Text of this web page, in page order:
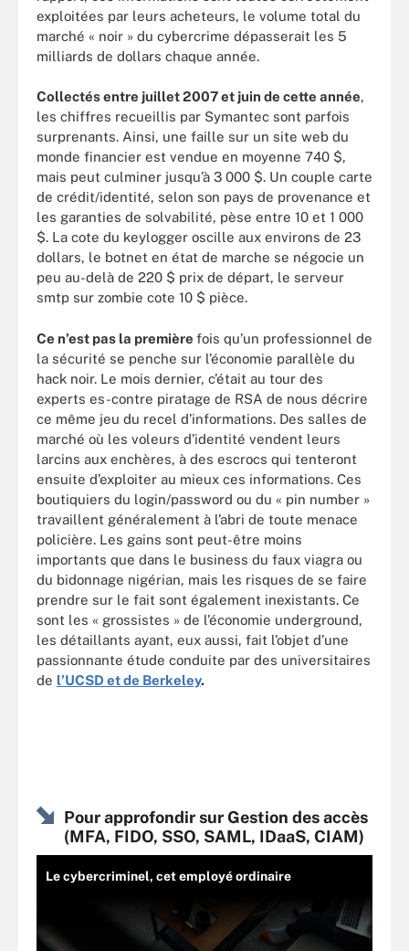
exploitées par leurs acheteurs, le volume total du
marché « noir » du cybercrime dépasserait les 5
milliards de dollars chaque année.
Collectés entre juillet 2007 et juin de cette année,
les chiffres recueillis par Symantec sont parfois
surprenants. Ainsi, une faille sur un site web du
monde financier est vendue en moyenne 740 $,
mais peut culminer jusqu’à 3 000 $. Un couple carte
de crédit/identité, selon son pays de provenance et
les garanties de solvabilité, pèse entre 10 et 1 000
$. La cote du keylogger oscille aux environs de 23
dollars, le botnet en état de marche se négocie un
peu au-delà de 220 $ prix de départ, le serveur
smtp sur zombie cote 10 $ pièce.
Ce n’est pas la première fois qu’un professionnel de
la sécurité se penche sur l’économie parallèle du
hack noir. Le mois dernier, c’était au tour des
experts es-contre piratage de RSA de nous décrire
ce même jeu du recel d’informations. Des salles de
marché où les voleurs d’identité vendent leurs
larcins aux enchères, à des escrocs qui tenteront
ensuite d’exploiter au mieux ces informations. Ces
boutiquiers du login/password ou du « pin number »
travaillent généralement à l’abri de toute menace
policière. Les gains sont peut-être moins
importants que dans le business du faux viagra ou
du bidonnage nigérian, mais les risques de se faire
prendre sur le fait sont également inexistants. Ce
sont les « grossistes » de l’économie underground,
les détaillants ayant, eux aussi, fait l’objet d’une
passionnante étude conduite par des universitaires
de l’UCSD et de Berkeley.
Pour approfondir sur Gestion des accès
(MFA, FIDO, SSO, SAML, IDaaS, CIAM)
Le cybercriminel, cet employé ordinaire